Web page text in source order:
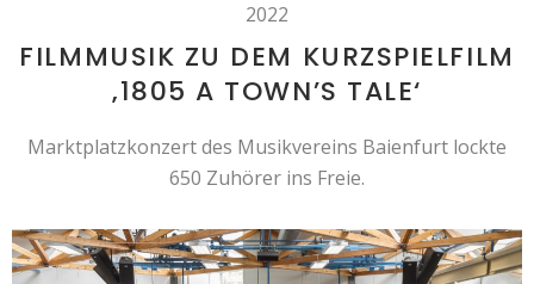
2022
FILMMUSIK ZU DEM KURZSPIELFILM
‚1805 A TOWN’S TALE‘
Marktplatzkonzert des Musikvereins Baienfurt lockte
650 Zuhörer ins Freie.